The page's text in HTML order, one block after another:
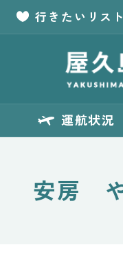
【公
遺産
行きたいリスト
運航状況
安房